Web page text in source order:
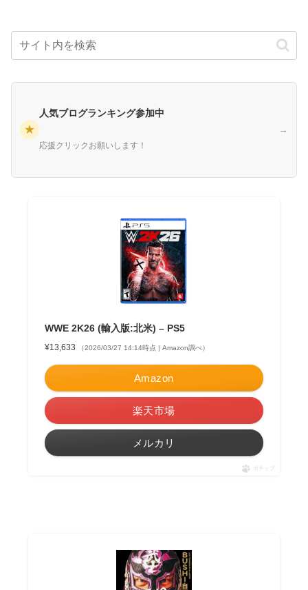
★
人気ブログランキング参加中
応援クリックお願いします！
→
WWE 2K26 (輸入版:北米) – PS5
¥13,633 （2026/03/27 14:14時点 | Amazon調べ）
Amazon
楽天市場
メルカリ
ポチップ